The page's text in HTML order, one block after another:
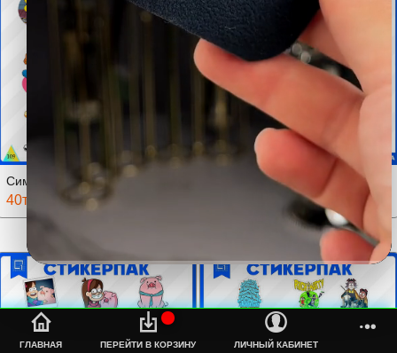
ГЛАВНАЯ
%s
ПЕРЕЙТИ В КОРЗИНУ ЛИЧНЫЙ КАБИНЕТ
Симпсоны
40тмт.
Tom And Jerry